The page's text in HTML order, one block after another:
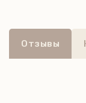
Отзывы